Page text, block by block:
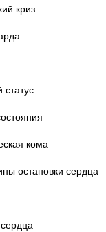
криз
кома
остановки сердца